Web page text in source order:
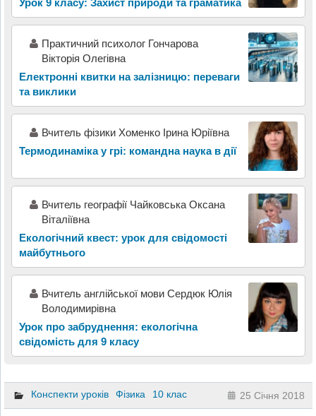
Урок 9 класу: Захист природи та граматика
Практичний психолог Гончарова
Вікторія Олегівна
Електронні квитки на залізницю: переваги
та виклики
Вчитель фізики Хоменко Ірина Юріївна
Термодинаміка у грі: командна наука в дії
Вчитель географії Чайковська Оксана
Віталіївна
Екологічний квест: урок для свідомості
майбутнього
Вчитель англійської мови Сердюк Юлія
Володимирівна
Урок про забруднення: екологічна
свідомість для 9 класу
Конспекти уроків Фізика 10 клас 25 Січня 2018